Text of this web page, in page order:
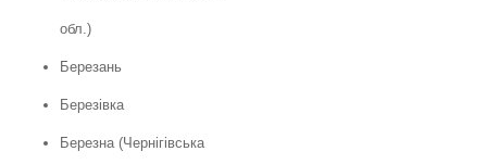
обл.)
Березань
Березівка
Березна (Чернігівська